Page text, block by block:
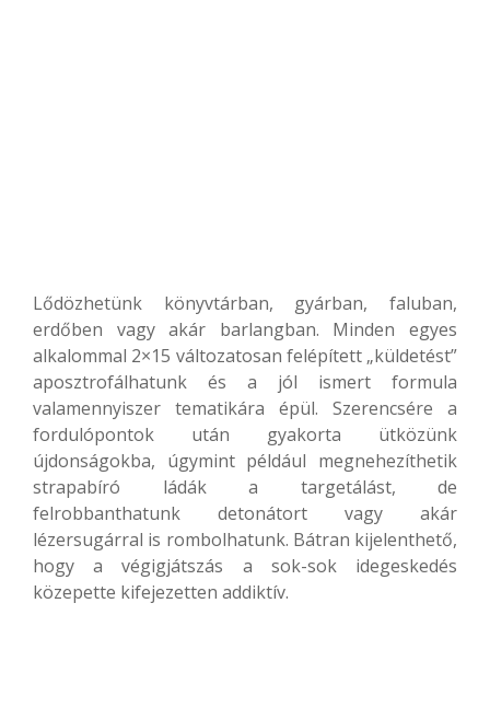
Lődözhetünk könyvtárban, gyárban, faluban,
erdőben vagy akár barlangban. Minden egyes
alkalommal 2×15 változatosan felépített „küldetést”
aposztrofálhatunk és a jól ismert formula
valamennyiszer tematikára épül. Szerencsére a
fordulópontok után gyakorta ütközünk
újdonságokba, úgymint például megnehezíthetik
strapabíró ládák a targetálást, de
felrobbanthatunk detonátort vagy akár
lézersugárral is rombolhatunk. Bátran kijelenthető,
hogy a végigjátszás a sok-sok idegeskedés
közepette kifejezetten addiktív.